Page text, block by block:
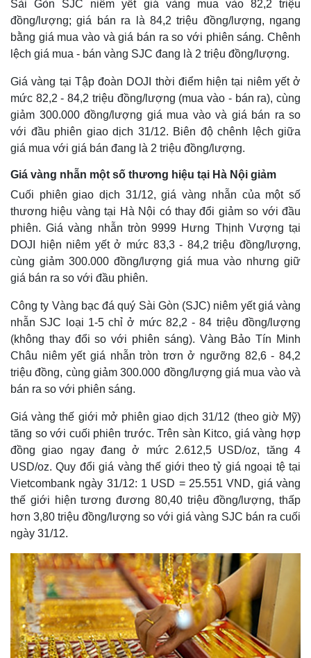
Kinh tế
Bất động sản
Khởi nghiệp
Thị trường
Giá vàng
Tiêu dùng
Giá cà phê
Sài Gòn SJC niêm yết giá vàng mua vào 82,2 triệu
đồng/lượng; giá bán ra là 84,2 triệu đồng/lượng, ngang
bằng giá mua vào và giá bán ra so với phiên sáng. Chênh
lệch giá mua - bán vàng SJC đang là 2 triệu đồng/lượng.
Giá vàng tại Tập đoàn DOJI thời điểm hiện tại niêm yết ở
mức 82,2 - 84,2 triệu đồng/lượng (mua vào - bán ra), cùng
giảm 300.000 đồng/lượng giá mua vào và giá bán ra so
với đầu phiên giao dịch 31/12. Biên độ chênh lệch giữa
giá mua với giá bán đang là 2 triệu đồng/lượng.
Giá vàng nhẫn một số thương hiệu tại Hà Nội giảm
Cuối phiên giao dịch 31/12, giá vàng nhẫn của một số
thương hiệu vàng tại Hà Nội có thay đổi giảm so với đầu
phiên. Giá vàng nhẫn tròn 9999 Hưng Thịnh Vượng tại
DOJI hiện niêm yết ở mức 83,3 - 84,2 triệu đồng/lượng,
cùng giảm 300.000 đồng/lượng giá mua vào nhưng giữ
giá bán ra so với đầu phiên.
Công ty Vàng bạc đá quý Sài Gòn (SJC) niêm yết giá vàng
nhẫn SJC loại 1-5 chỉ ở mức 82,2 - 84 triệu đồng/lượng
(không thay đổi so với phiên sáng). Vàng Bảo Tín Minh
Châu niêm yết giá nhẫn tròn trơn ở ngưỡng 82,6 - 84,2
triệu đồng, cùng giảm 300.000 đồng/lượng giá mua vào và
bán ra so với phiên sáng.
Giá vàng thế giới mở phiên giao dịch 31/12 (theo giờ Mỹ)
tăng so với cuối phiên trước. Trên sàn Kitco, giá vàng hợp
đồng giao ngay đang ở mức 2.612,5 USD/oz, tăng 4
USD/oz. Quy đổi giá vàng thế giới theo tỷ giá ngoại tệ tại
Vietcombank ngày 31/12: 1 USD = 25.551 VND, giá vàng
thế giới hiện tương đương 80,40 triệu đồng/lượng, thấp
hơn 3,80 triệu đồng/lượng so với giá vàng SJC bán ra cuối
ngày 31/12.